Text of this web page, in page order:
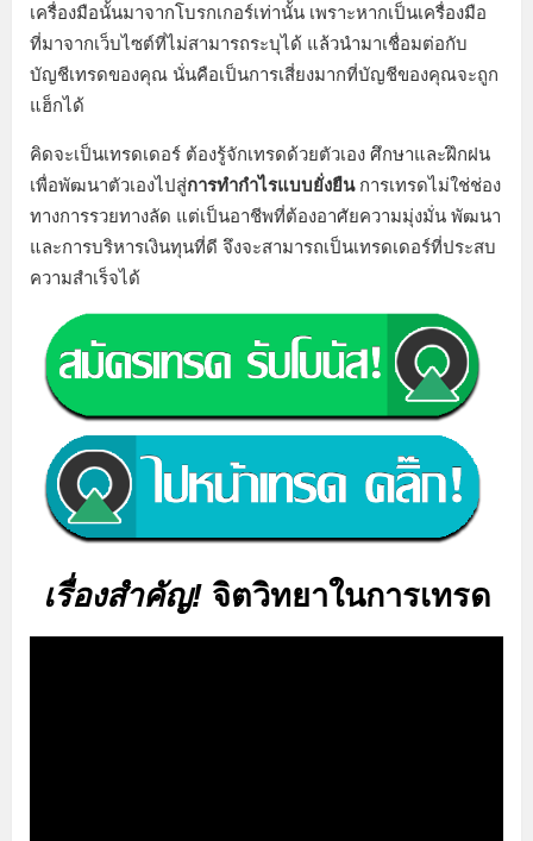
เครื่องมือนั้นมาจากโบรกเกอร์เท่านั้น เพราะหากเป็นเครื่องมือ
ที่มาจากเว็บไซต์ที่ไม่สามารถระบุได้ แล้วนำมาเชื่อมต่อกับ
บัญชีเทรดของคุณ นั่นคือเป็นการเสี่ยงมากที่บัญชีของคุณจะถูก
แฮ็กได้
คิดจะเป็นเทรดเดอร์ ต้องรู้จักเทรดด้วยตัวเอง ศึกษาและฝึกฝน
เพื่อพัฒนาตัวเองไปสู่การทำกำไรแบบยั่งยืนการเทรดไม่ใช่ช่อง
ทางการรวยทางลัด แต่เป็นอาชีพที่ต้องอาศัยความมุ่งมั่น พัฒนา
และการบริหารเงินทุนที่ดี จึงจะสามารถเป็นเทรดเดอร์ที่ประสบ
ความสำเร็จได้
เรื่องสำคัญ!จิตวิทยาในการเทรด